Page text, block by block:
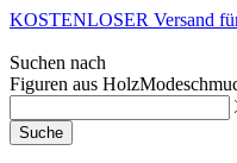
KOSTENLOSER Versand
Suchen nach
Figuren aus Holz
Suche